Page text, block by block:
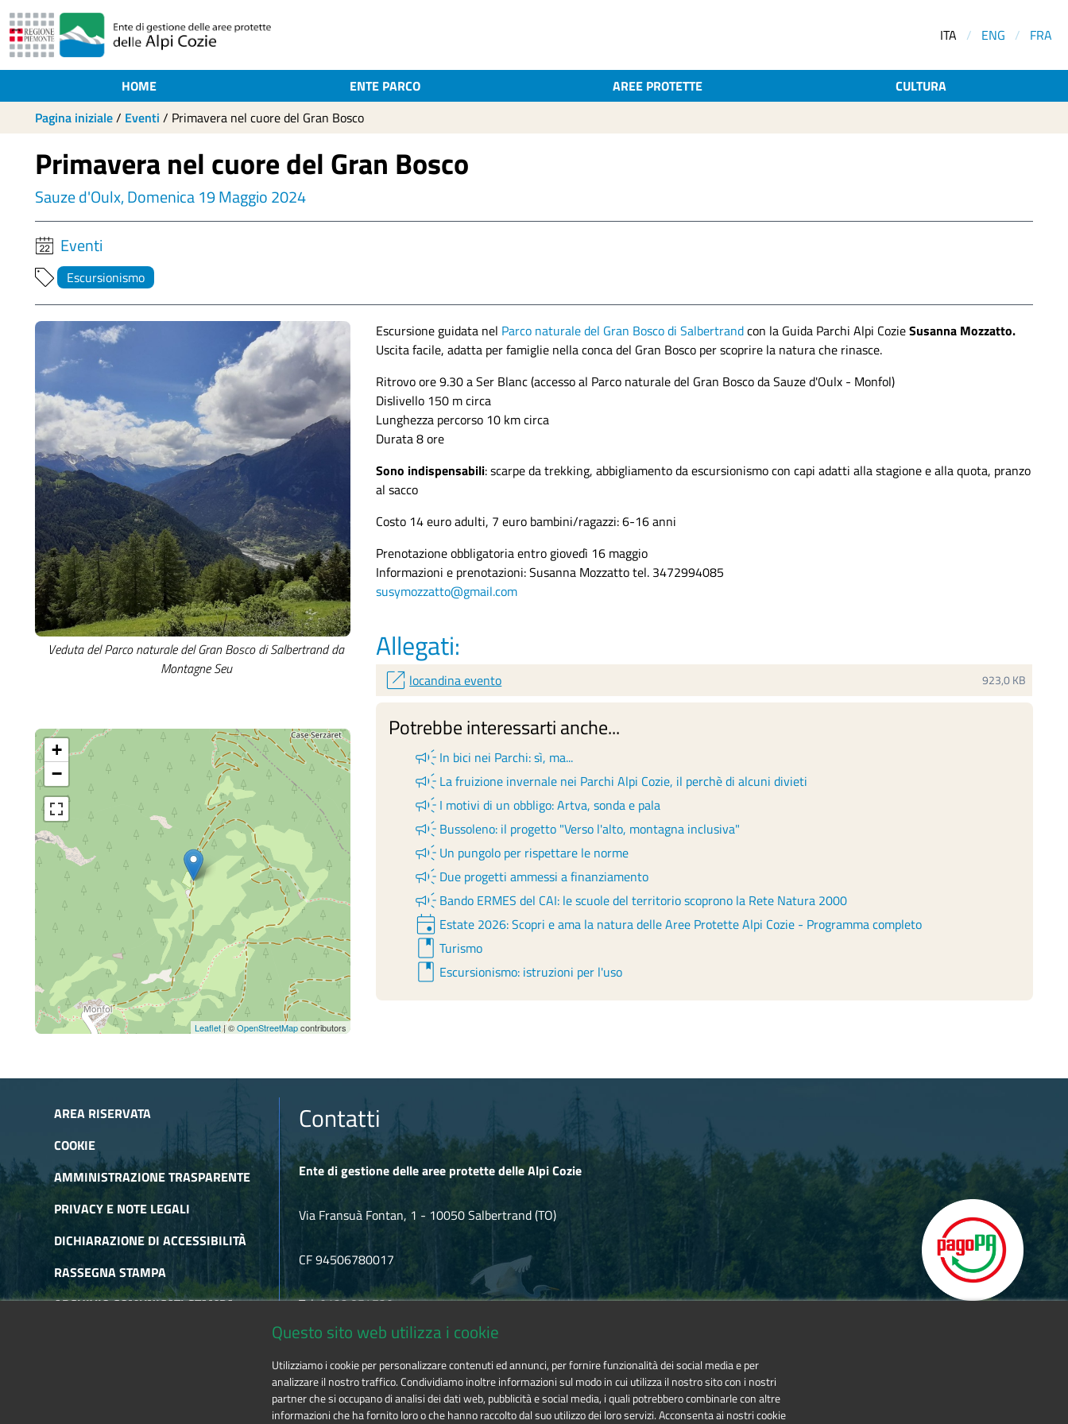
ITA / ENG / FRA
HOME ENTE PARCO AREE PROTETTE
CULTURA
Pagina iniziale/ Eventi / Primavera nel cuore del Gran Bosco
Primavera nel cuore del Gran Bosco
Sauze d'Oulx, Domenica 19 Maggio 2024
Eventi
Escursionismo
Veduta del Parco naturale del Gran Bosco di Salbertrand da
Montagne Seu
+
−
Leaflet| ©OpenStreetMapcontributors
Escursione guidata nel Parco naturale del Gran Bosco di Salbertrandcon la Guida Parchi Alpi CozieSusanna Mozzatto.
Uscita facile, adatta per famiglie nella conca del Gran Bosco per scoprire la natura che rinasce.
Ritrovo ore 9.30 a Ser Blanc (accesso al Parco naturale del Gran Bosco da Sauze d'Oulx - Monfol)
Dislivello 150 m circa
Lunghezza percorso 10 km circa
Durata 8 ore
Sono indispensabili: scarpe da trekking, abbigliamento da escursionismo con capi adatti alla stagione e alla quota, pranzo
al sacco
Costo 14 euro adulti, 7 euro bambini/ragazzi: 6-16 anni
Prenotazione obbligatoria entro giovedì 16 maggio
Informazioni e prenotazioni: Susanna Mozzatto tel. 3472994085
susymozzatto@gmail.com
Allegati:
open_in_newlocandina evento 923,0 KB
Potrebbe interessarti anche...
campaign In bici nei Parchi: sì, ma...
campaign La fruizione invernale nei Parchi Alpi Cozie, il perchè di alcuni divieti
campaign I motivi di un obbligo: Artva, sonda e pala
campaign Bussoleno: il progetto "Verso l'alto, montagna inclusiva"
campaign Un pungolo per rispettare le norme
campaign Due progetti ammessi a finanziamento
campaign Bando ERMES del CAI: le scuole del territorio scoprono la Rete Natura 2000
event Estate 2026: Scopri e ama la natura delle Aree Protette Alpi Cozie - Programma completo
bookTurismo
book Escursionismo: istruzioni per l'uso
AREA RISERVATA
COOKIE
AMMINISTRAZIONE TRASPARENTE
PRIVACY E NOTE LEGALI
DICHIARAZIONE DI ACCESSIBILITÀ
RASSEGNA STAMPA
ARCHIVIO COMUNICATI STAMPA
Contatti
Ente di gestione delle aree protette delle Alpi Cozie
Via Fransuà Fontan, 1 - 10050 Salbertrand (TO)
CF 94506780017
Tel. 0122.854720
Questo sito web utilizza i cookie
Utilizziamo i cookie per personalizzare contenuti ed annunci, per fornire funzionalità dei social media e per
analizzare il nostro traffico. Condividiamo inoltre informazioni sul modo in cui utilizza il nostro sito con i nostri
partner che si occupano di analisi dei dati web, pubblicità e social media, i quali potrebbero combinarle con altre
informazioni che ha fornito loro o che hanno raccolto dal suo utilizzo dei loro servizi. Acconsenta ai nostri cookie